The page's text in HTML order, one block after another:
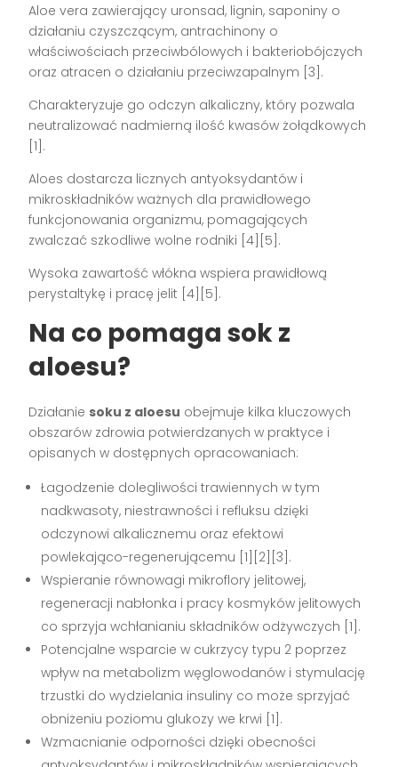
Aloe vera zawierający uronsad, lignin, saponiny o
działaniu czyszczącym, antrachinony o
właściwościach przeciwbólowych i bakteriobójczych
oraz atracen o działaniu przeciwzapalnym [3].
Charakteryzuje go odczyn alkaliczny, który pozwala
neutralizować nadmierną ilość kwasów żołądkowych
[1].
Aloes dostarcza licznych antyoksydantów i
mikroskładników ważnych dla prawidłowego
funkcjonowania organizmu, pomagających
zwalczać szkodliwe wolne rodniki [4][5].
Wysoka zawartość włókna wspiera prawidłową
perystaltykę i pracę jelit [4][5].
Na co pomaga sok z
aloesu?
Działanie soku z aloesu obejmuje kilka kluczowych
obszarów zdrowia potwierdzanych w praktyce i
opisanych w dostępnych opracowaniach:
Łagodzenie dolegliwości trawiennych w tym
nadkwasoty, niestrawności i refluksu dzięki
odczynowi alkalicznemu oraz efektowi
powlekająco-regenerującemu [1][2][3].
Wspieranie równowagi mikroflory jelitowej,
regeneracji nabłonka i pracy kosmyków jelitowych
co sprzyja wchłanianiu składników odżywczych [1].
Potencjalne wsparcie w cukrzycy typu 2 poprzez
wpływ na metabolizm węglowodanów i stymulację
trzustki do wydzielania insuliny co może sprzyjać
obniżeniu poziomu glukozy we krwi [1].
Wzmacnianie odporności dzięki obecności